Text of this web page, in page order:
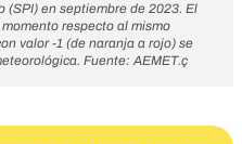
(SPI) en septiembre de 2023. El
respecto al mismo
valor -1 (de naranja a rojo) se
Fuente: AEMET.ç